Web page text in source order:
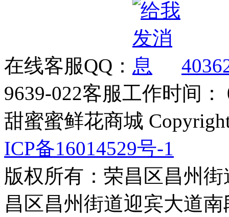
在线客服QQ：
9639-022客服工作时间：
甜蜜蜜鲜花商城
ICP备16014529号-1
版权所有：荣昌区昌州
昌区昌州街道迎宾大道